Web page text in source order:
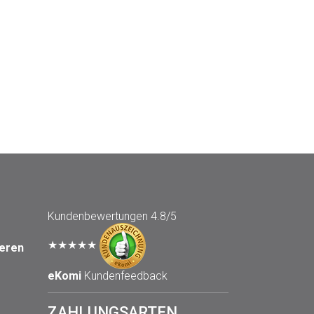
Kundenbewertungen 4.8/5
★★★★★
eKomiKundenfeedback